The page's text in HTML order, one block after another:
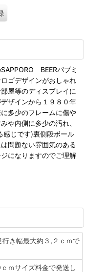
BEERパブミ
ゴデザインがおしゃれ
屋等のディスプレイに
ザインから１９８０年
多少のフレームに傷や
や内側に多少の汚れ、
感じです)裏側段ボール
問題ない雰囲気のある
になりますのでご理解
き幅最大約３,２ｃｍで
ｍサイズ料金で発送し